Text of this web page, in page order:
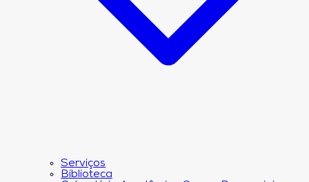
Serviços
Biblioteca